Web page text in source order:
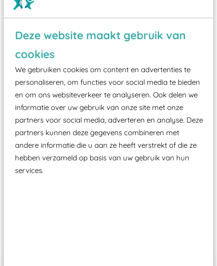
Deze website maakt gebruik van
cookies
We gebruiken cookies om content en advertenties te
personaliseren, om functies voor social media te bieden
en om ons websiteverkeer te analyseren. Ook delen we
informatie over uw gebruik van onze site met onze
partners voor social media, adverteren en analyse. Deze
partners kunnen deze gegevens combineren met
andere informatie die u aan ze heeft verstrekt of die ze
hebben verzameld op basis van uw gebruik van hun
services.
Wist je dat:
Vanaf een valhoogte van 1,5 meter een speciale
valondergrond onder speeltoestellen verplicht is
zoals kunstgras, rubber tegels of boomschors?
Elk speeltoestel in de openbare ruimte voorzien
moet zijn van een typekeuring, -plaatje en
certificering, uitgegeven door een Nederlands
aangewezen keuringsinstantie?
Wij ook speeltoestellen kunnen laten keuren zodat
ze toch binnen het Warenwetbesluit Attractie- en